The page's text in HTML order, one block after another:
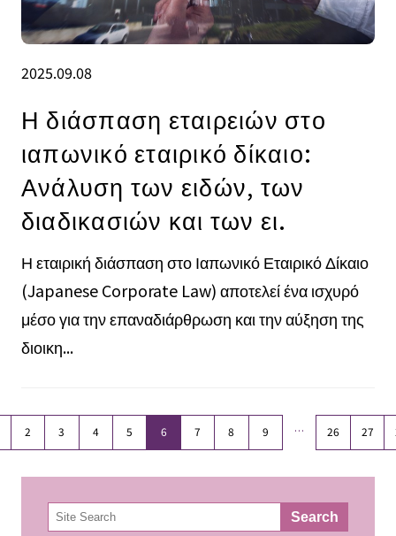
2025.09.08
Η διάσπαση εταιρειών στο
ιαπωνικό εταιρικό δίκαιο:
Ανάλυση των ειδών, των
διαδικασιών και των ει.
Η εταιρική διάσπαση στο Ιαπωνικό Εταιρικό Δίκαιο
(Japanese Corporate Law) αποτελεί ένα ισχυρό
μέσο για την επαναδιάρθρωση και την αύξηση της
διοικη...
2 3 4 5 6 7 8 9 … 26 27
検
索 Search